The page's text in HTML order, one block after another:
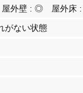
屋外壁 : ◎ 屋外床 :
がない状態